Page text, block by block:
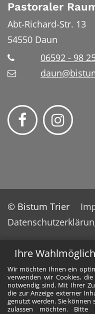
Ihre
Wir möchten Ihnen ein
verwenden wir Cookies,
notwendig sind. Mit Ihrer
die zur Anzeige externer
genutzt werden. Sie können
zulassen möchten.
Pastoraler
Abt-Richard-Str. 13
54550 Daun
06592 - 98
© Bistum Trier